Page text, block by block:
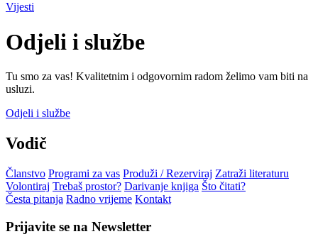
Vijesti
Odjeli i službe
Tu smo za vas! Kvalitetnim i odgovornim radom želimo vam biti na
usluzi.
Odjeli i službe
Vodič
Članstvo Programi za vas Produži / Rezerviraj Zatraži literaturu
Volontiraj Trebaš prostor? Darivanje knjiga Što čitati?
Česta pitanja Radno vrijeme Kontakt
Prijavite se na Newsletter